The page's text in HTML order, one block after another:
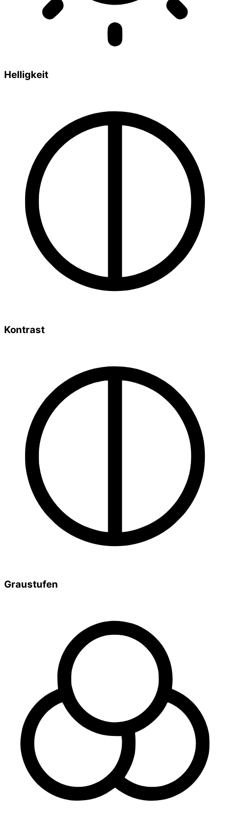
Helligkeit
Kontrast
Graustufen